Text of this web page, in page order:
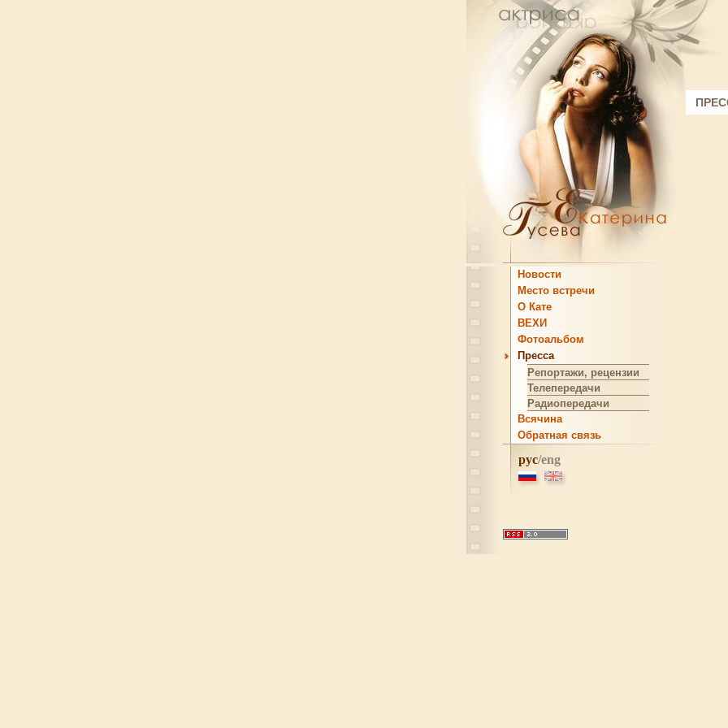
Новости
Место встречи
О Кате
ВЕХИ
Фотоальбом
Пресса
Репортажи, рецензии
Телепередачи
Радиопередачи
Всячина
Обратная связь
рус/eng